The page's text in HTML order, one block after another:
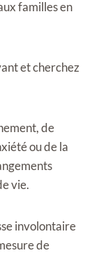
familles en
et cherchez
de
ou de la
vie.
involontaire
de